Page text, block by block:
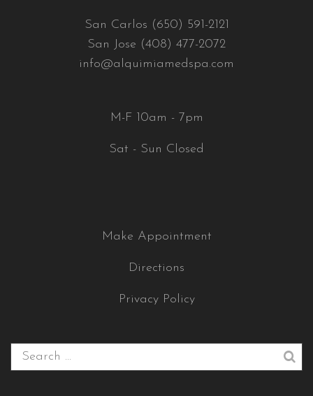
San Carlos (650) 591-2121
San Jose (408) 477-2072
info@alquimiamedspa.com
M-F 10am - 7pm
Sat - Sun Closed
Make Appointment
Directions
Privacy Policy